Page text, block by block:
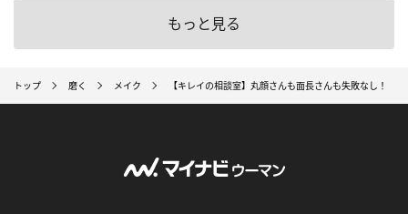
もっと見る
トップ 磨く メイク 【キレイの相談室】丸顔さんも面長さんも失敗なし！